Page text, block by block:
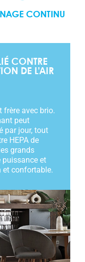
CONTINU
CONTRE
DE L’AIR
frère avec brio.
peut
par jour, tout
HEPA de
grands
puissance et
et confortable.